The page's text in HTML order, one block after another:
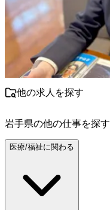
他の求人を探す
岩手県の他の仕事を探す
医療/福祉に関わる